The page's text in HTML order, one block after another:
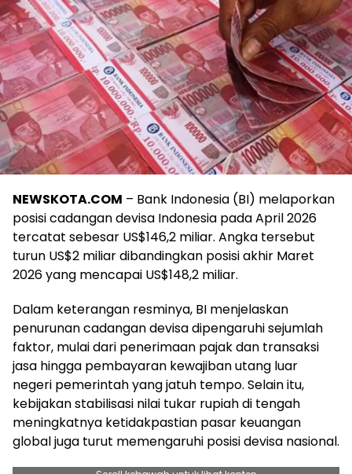
NEWSKOTA.COM – Bank Indonesia (BI) melaporkan
posisi cadangan devisa Indonesia pada April 2026
tercatat sebesar US$146,2 miliar. Angka tersebut
turun US$2 miliar dibandingkan posisi akhir Maret
2026 yang mencapai US$148,2 miliar.
Dalam keterangan resminya, BI menjelaskan
penurunan cadangan devisa dipengaruhi sejumlah
faktor, mulai dari penerimaan pajak dan transaksi
jasa hingga pembayaran kewajiban utang luar
negeri pemerintah yang jatuh tempo. Selain itu,
kebijakan stabilisasi nilai tukar rupiah di tengah
meningkatnya ketidakpastian pasar keuangan
global juga turut memengaruhi posisi devisa nasional.